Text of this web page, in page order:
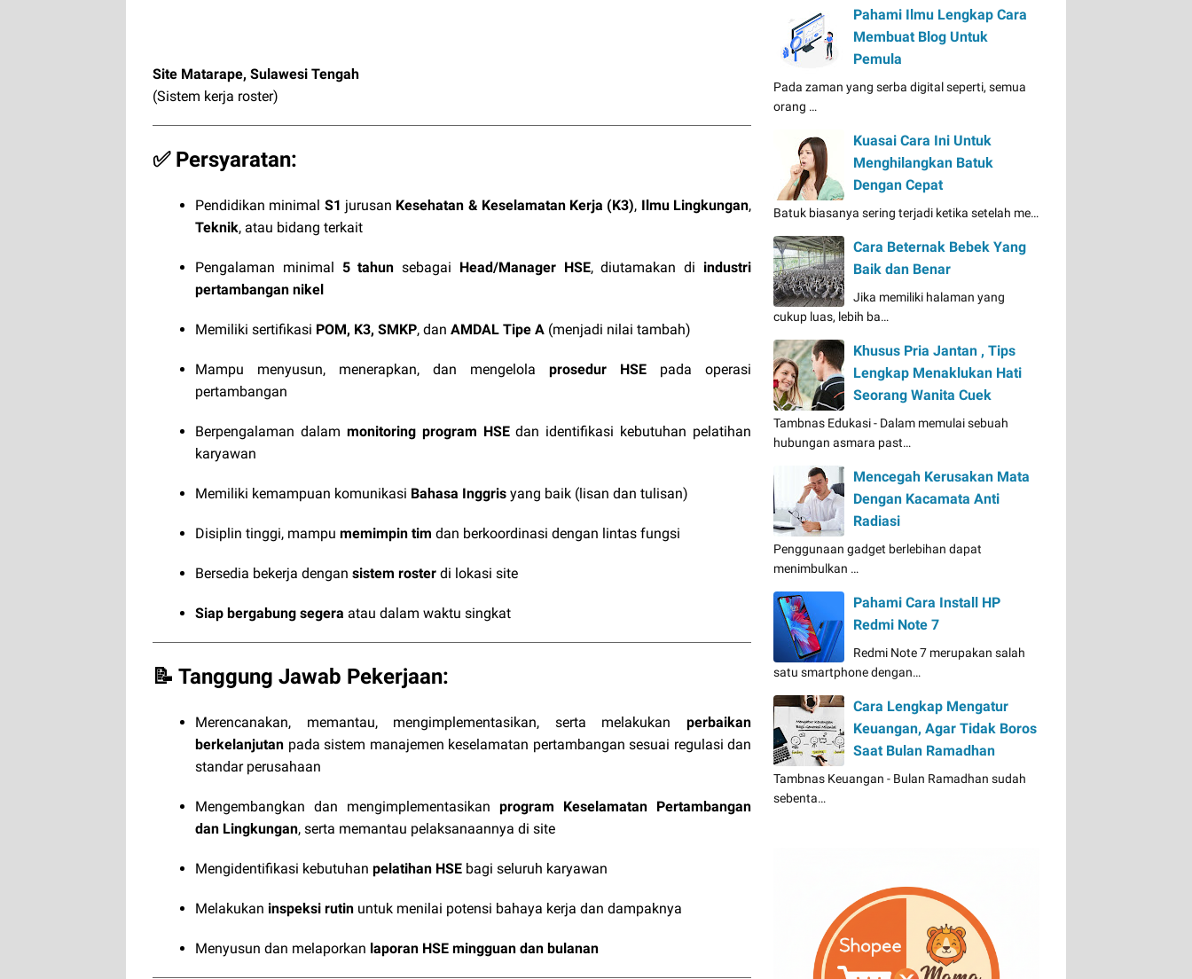
Site Matarape, Sulawesi Tengah
(Sistem kerja roster)
✅ Persyaratan:
Pendidikan minimal S1 jurusan Kesehatan & Keselamatan Kerja (K3), Ilmu Lingkungan,
Teknik, atau bidang terkait
Pengalaman minimal 5 tahun sebagai Head/Manager HSE, diutamakan di industri
pertambangan nikel
Memiliki sertifikasi POM, K3, SMKP, dan AMDAL Tipe A (menjadi nilai tambah)
Mampu menyusun, menerapkan, dan mengelola prosedur HSE pada operasi
pertambangan
Berpengalaman dalam monitoring program HSEdan identifikasi kebutuhan pelatihan
karyawan
Memiliki kemampuan komunikasi Bahasa Inggris yang baik (lisan dan tulisan)
Disiplin tinggi, mampu memimpin tim dan berkoordinasi dengan lintas fungsi
Bersedia bekerja dengan sistem roster di lokasi site
Siap bergabung segera atau dalam waktu singkat
📝 Tanggung Jawab Pekerjaan:
Merencanakan, memantau, mengimplementasikan, serta melakukan perbaikan
berkelanjutan pada sistem manajemen keselamatan pertambangan sesuai regulasi dan
standar perusahaan
Mengembangkan dan mengimplementasikan program Keselamatan Pertambangan
dan Lingkungan, serta memantau pelaksanaannya di site
Mengidentifikasi kebutuhan pelatihan HSE bagi seluruh karyawan
Melakukan inspeksi rutin untuk menilai potensi bahaya kerja dan dampaknya
Menyusun dan melaporkan laporan HSE mingguan dan bulanan
Pahami Ilmu Lengkap Cara
Membuat Blog Untuk
Pemula
Pada zaman yang serba digital seperti, semua
orang …
Kuasai Cara Ini Untuk
Menghilangkan Batuk
Dengan Cepat
Batuk biasanya sering terjadi ketika setelah me…
Cara Beternak Bebek Yang
Baik dan Benar
Jika memiliki halaman yang
cukup luas, lebih ba…
Khusus Pria Jantan , Tips
Lengkap Menaklukan Hati
Seorang Wanita Cuek
Tambnas Edukasi - Dalam memulai sebuah
hubungan asmara past…
Mencegah Kerusakan Mata
Dengan Kacamata Anti
Radiasi
Penggunaan gadget berlebihan dapat
menimbulkan …
Pahami Cara Install HP
Redmi Note 7
Redmi Note 7 merupakan salah
satu smartphone dengan…
Cara Lengkap Mengatur
Keuangan, Agar Tidak Boros
Saat Bulan Ramadhan
Tambnas Keuangan - Bulan Ramadhan sudah
sebenta…